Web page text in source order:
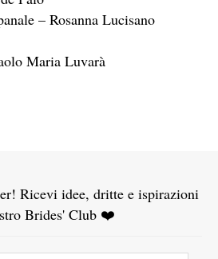
– Rosanna Lucisano
Maria Luvarà
Ricevi idee, dritte e ispirazioni
Brides' Club ❤️